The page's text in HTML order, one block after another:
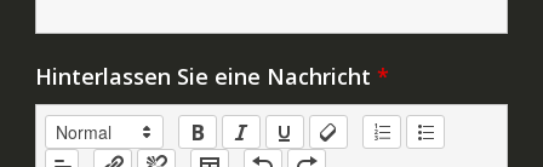
Hinterlassen Sie eine Nachricht *